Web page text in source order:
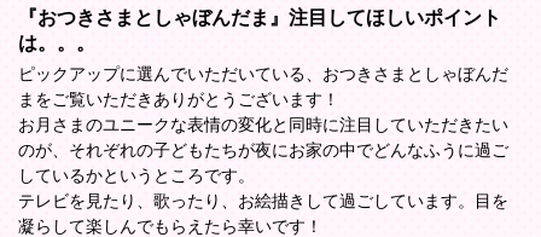
『おつきさまとしゃぼんだま』注目してほしいポイント
は。。。
ピックアップに選んでいただいている、おつきさまとしゃぼんだ
まをご覧いただきありがとうございます！
お月さまのユニークな表情の変化と同時に注目していただきたい
のが、それぞれの子どもたちが夜にお家の中でどんなふうに過ご
しているかというところです。
テレビを見たり、歌ったり、お絵描きして過ごしています。目を
凝らして楽しんでもらえたら幸いです！